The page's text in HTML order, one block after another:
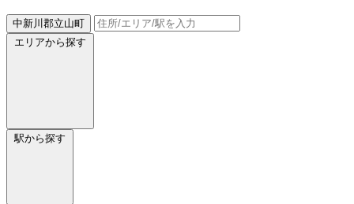
中新川郡立山町
エリアから探す
駅から探す